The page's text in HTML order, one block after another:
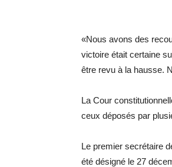
«Nous avons des
victoire était certaine
être revu à la hausse.
La Cour
ceux déposés par
Le premier secrétaire
été désigné le 27